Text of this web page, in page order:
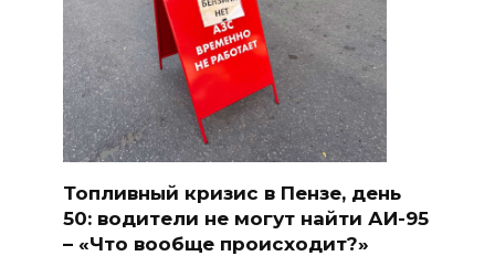
Топливный кризис в Пензе, день
50: водители не могут найти АИ-95
– «Что вообще происходит?»